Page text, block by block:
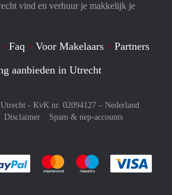
vind en verhuur je makkelijk je
Faq Voor Makelaars
Partners
aanbieden in Utrecht
- KvK nr. 02094127 – Nederland
Disclaimer
Spam & nep-accounts
Je rekent gemakkelijk af met Paypal
Je rekent gemakkelijk af met
Je rekent